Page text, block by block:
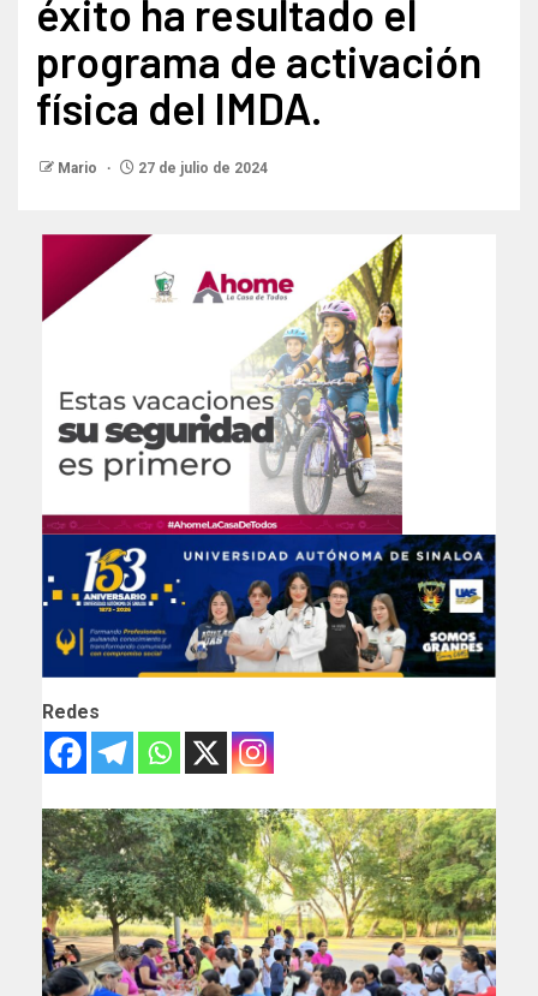
éxito ha resultado el
programa de activación
física del IMDA.
Mario 27 de julio de 2024
Redes